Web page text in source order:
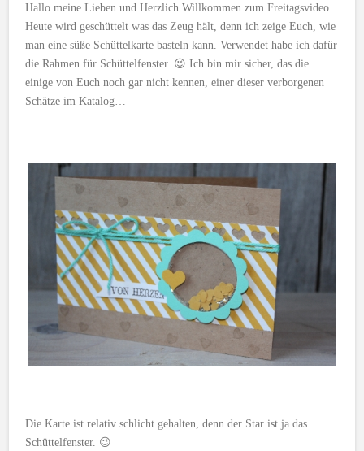
Hallo meine Lieben und Herzlich Willkommen zum Freitagsvideo.
Heute wird geschüttelt was das Zeug hält, denn ich zeige Euch, wie
man eine süße Schüttelkarte basteln kann. Verwendet habe ich dafür
die Rahmen für Schüttelfenster. 😉 Ich bin mir sicher, das die
einige von Euch noch gar nicht kennen, einer dieser verborgenen
Schätze im Katalog…
Die Karte ist relativ schlicht gehalten, denn der Star ist ja das
Schüttelfenster. 😉